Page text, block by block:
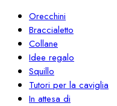
Orecchini
Braccialetto
Collane
Idee regalo
Squillo
Tutori per la caviglia
In attesa di